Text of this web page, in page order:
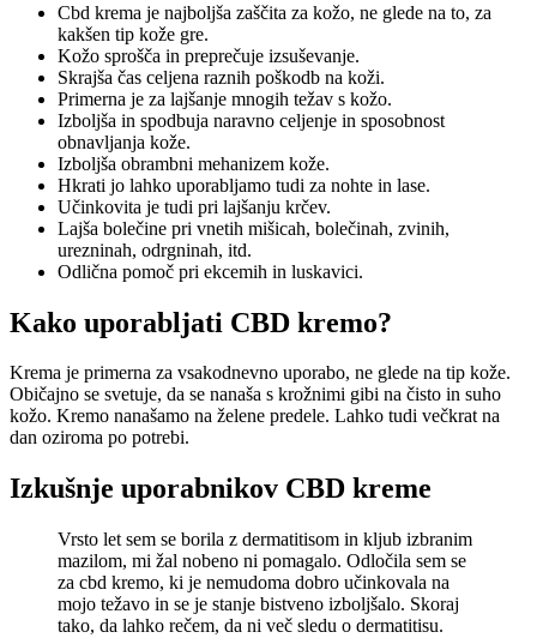
Cbd krema je najboljša zaščita za kožo, ne glede na to, za
kakšen tip kože gre.
Kožo sprošča in preprečuje izsuševanje.
Skrajša čas celjena raznih poškodb na koži.
Primerna je za lajšanje mnogih težav s kožo.
Izboljša in spodbuja naravno celjenje in sposobnost
obnavljanja kože.
Izboljša obrambni mehanizem kože.
Hkrati jo lahko uporabljamo tudi za nohte in lase.
Učinkovita je tudi pri lajšanju krčev.
Lajša bolečine pri vnetih mišicah, bolečinah, zvinih,
urezninah, odrgninah, itd.
Odlična pomoč pri ekcemih in luskavici.
Kako uporabljati CBD kremo?
Krema je primerna za vsakodnevno uporabo, ne glede na tip kože.
Običajno se svetuje, da se nanaša s krožnimi gibi na čisto in suho
kožo. Kremo nanašamo na želene predele. Lahko tudi večkrat na
dan oziroma po potrebi.
Izkušnje uporabnikov CBD kreme
Vrsto let sem se borila z dermatitisom in kljub izbranim
mazilom, mi žal nobeno ni pomagalo. Odločila sem se
za cbd kremo, ki je nemudoma dobro učinkovala na
mojo težavo in se je stanje bistveno izboljšalo. Skoraj
tako, da lahko rečem, da ni več sledu o dermatitisu.